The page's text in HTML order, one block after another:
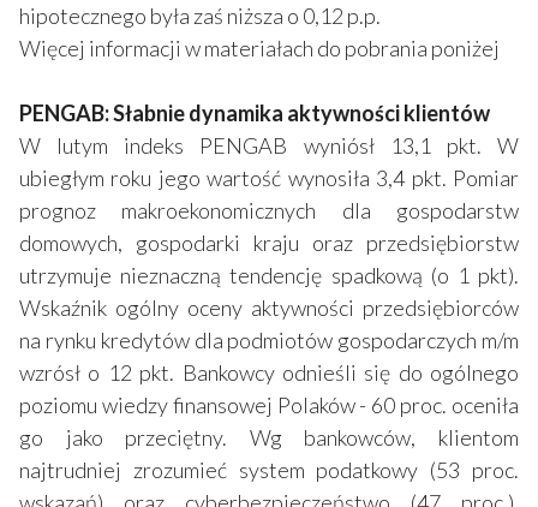
hipotecznego była zaś niższa o 0,12 p.p.
Więcej informacji w materiałach do pobrania poniżej
PENGAB: Słabnie dynamika aktywności klientów
W lutym indeks PENGAB wyniósł 13,1 pkt. W
ubiegłym roku jego wartość wynosiła 3,4 pkt. Pomiar
prognoz makroekonomicznych dla gospodarstw
domowych, gospodarki kraju oraz przedsiębiorstw
utrzymuje nieznaczną tendencję spadkową (o 1 pkt).
Wskaźnik ogólny oceny aktywności przedsiębiorców
na rynku kredytów dla podmiotów gospodarczych m/m
wzrósł o 12 pkt. Bankowcy odnieśli się do ogólnego
poziomu wiedzy finansowej Polaków - 60 proc. oceniła
go jako przeciętny. Wg bankowców, klientom
najtrudniej zrozumieć system podatkowy (53 proc.